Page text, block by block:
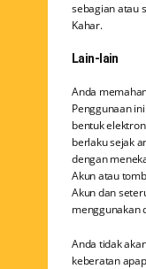
sebagian atau
Kahar.
Lain-lain
Anda
Penggunaan
bentuk
berlaku sejak
dengan
Akun atau
Akun dan
menggunakan
Anda tidak
keberatan